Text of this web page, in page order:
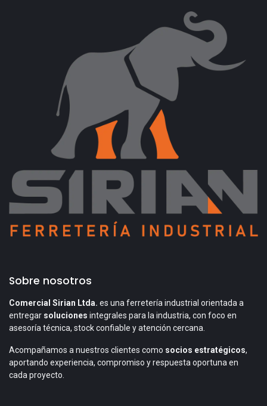
Sobre nosotros
Comercial Sirian Ltda. es una ferretería industrial orientada a
entregar soluciones integrales para la industria, con foco en
asesoría técnica, stock confiable y atención cercana.
Acompañamos a nuestros clientes como socios estratégicos,
aportando experiencia, compromiso y respuesta oportuna en
cada proyecto.